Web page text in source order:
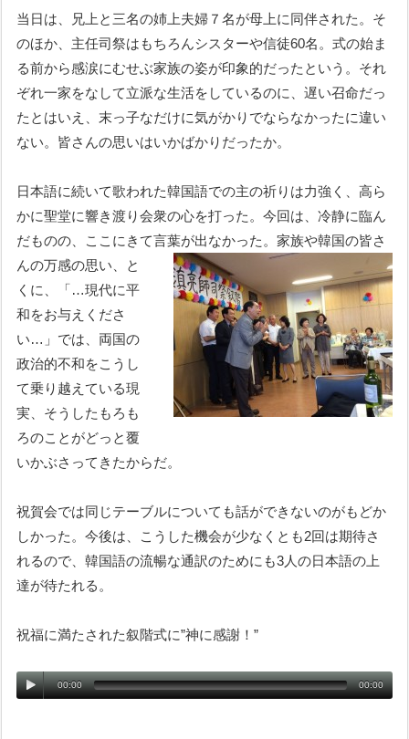
当日は、兄上と三名の姉上夫婦７名が母上に同伴された。そ
のほか、主任司祭はもちろんシスターや信徒60名。式の始ま
る前から感涙にむせぶ家族の姿が印象的だったという。それ
ぞれ一家をなして立派な生活をしているのに、遅い召命だっ
たとはいえ、末っ子なだけに気がかりでならなかったに違い
ない。皆さんの思いはいかばかりだったか。
日本語に続いて歌われた韓国語での主の祈りは力強く、高ら
かに聖堂に響き渡り会衆の心を打った。今回は、冷静に臨ん
だものの、ここにきて言葉が出なかった。家族や韓国の皆さ
んの万感の思い、と
くに、「…現代に平
和をお与えくださ
い…」では、両国の
政治的不和をこうし
て乗り越えている現
実、そうしたもろも
ろのことがどっと覆
いかぶさってきたからだ。
祝賀会では同じテーブルについても話ができないのがもどか
しかった。今後は、こうした機会が少なくとも2回は期待さ
れるので、韓国語の流暢な通訳のためにも3人の日本語の上
達が待たれる。
祝福に満たされた叙階式に”神に感謝！”
00:00 00:00